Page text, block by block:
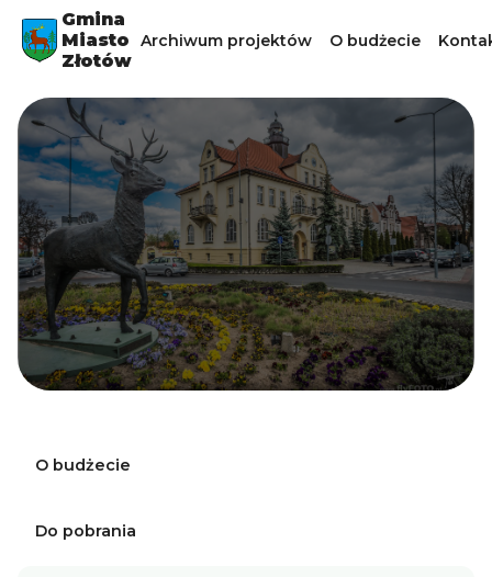
Gmina
Miasto
Złotów
Archiwum projektów O budżecie
O budżecie
Do pobrania